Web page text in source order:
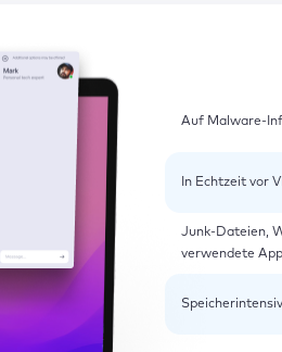
Auf Malware-
In Echtzeit vor
Junk-Dateien,
verwendete